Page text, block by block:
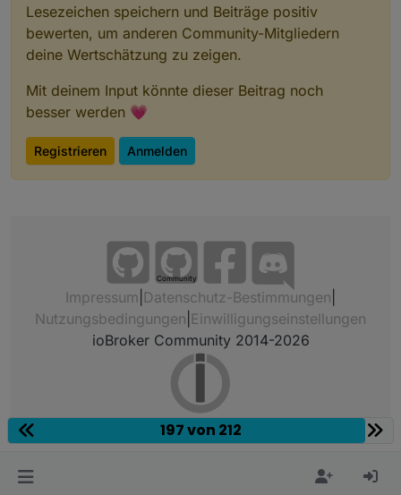
Lesezeichen speichern und Beiträge positiv
bewerten, um anderen Community-Mitgliedern
deine Wertschätzung zu zeigen.
Mit deinem Input könnte dieser Beitrag noch
besser werden 💗
Registrieren Anmelden
Community
Impressum Datenschutz-Bestimmungen
Nutzungsbedingungen Einwilligungseinstellungen
ioBroker Community 2014-2026
197 von 212